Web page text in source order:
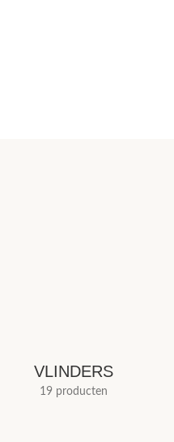
VLINDERS
19 producten